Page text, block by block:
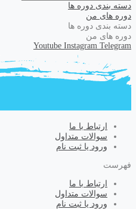
دسته بندی دوره ها
دوره های من
دسته بندی دوره ها
دوره های من
Youtube Instagram Telegram
ارتباط با ما
سوالات متداول
ورود یا ثبت نام
فهرست
ارتباط با ما
سوالات متداول
ورود یا ثبت نام